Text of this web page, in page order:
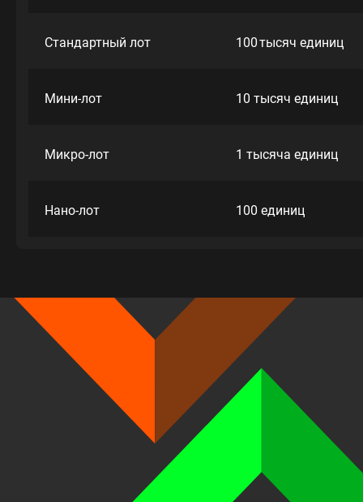
Стандартный лот 100 тысяч единиц
Мини-лот 10 тысяч единиц
Микро-лот 1 тысяча единиц
Нано-лот 100 единиц